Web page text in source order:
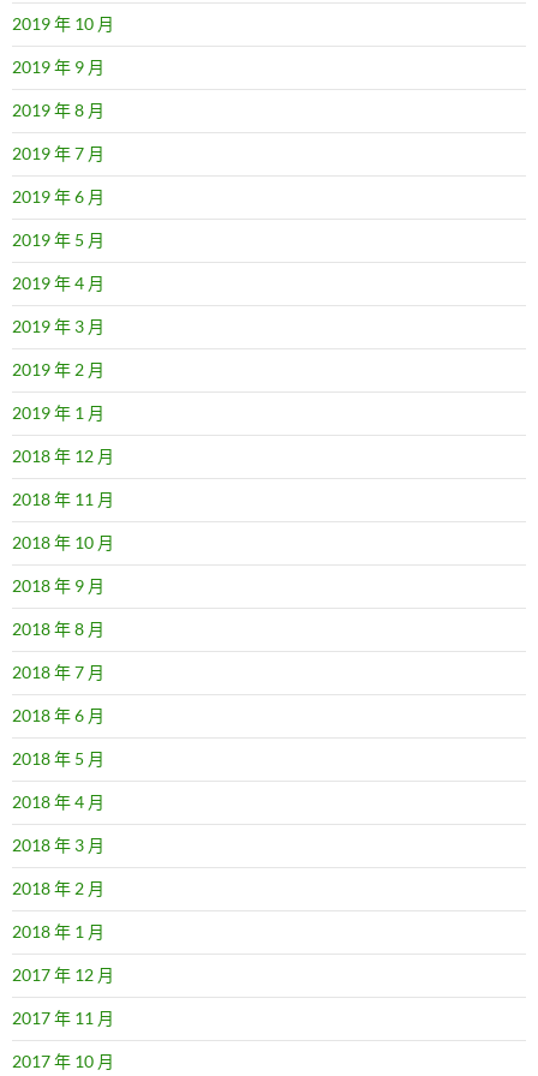
2019 年 10 月
2019 年 9 月
2019 年 8 月
2019 年 7 月
2019 年 6 月
2019 年 5 月
2019 年 4 月
2019 年 3 月
2019 年 2 月
2019 年 1 月
2018 年 12 月
2018 年 11 月
2018 年 10 月
2018 年 9 月
2018 年 8 月
2018 年 7 月
2018 年 6 月
2018 年 5 月
2018 年 4 月
2018 年 3 月
2018 年 2 月
2018 年 1 月
2017 年 12 月
2017 年 11 月
2017 年 10 月